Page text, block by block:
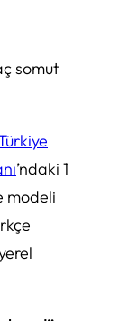
somut
’ndaki 1
modeli